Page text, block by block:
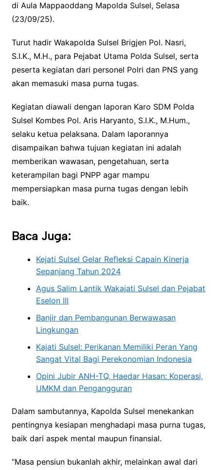
di Aula Mappaoddang Mapolda Sulsel, Selasa
(23/09/25).
Turut hadir Wakapolda Sulsel Brigjen Pol. Nasri,
S.I.K., M.H., para Pejabat Utama Polda Sulsel, serta
peserta kegiatan dari personel Polri dan PNS yang
akan memasuki masa purna tugas.
Kegiatan diawali dengan laporan Karo SDM Polda
Sulsel Kombes Pol. Aris Haryanto, S.I.K., M.Hum.,
selaku ketua pelaksana. Dalam laporannya
disampaikan bahwa tujuan kegiatan ini adalah
memberikan wawasan, pengetahuan, serta
keterampilan bagi PNPP agar mampu
mempersiapkan masa purna tugas dengan lebih
baik.
Baca Juga:
Kejati Sulsel Gelar Refleksi Capain Kinerja
Sepanjang Tahun 2024
Agus Salim Lantik Wakajati Sulsel dan Pejabat
Eselon III
Banjir dan Pembangunan Berwawasan
Lingkungan
Kajati Sulsel: Perikanan Memiliki Peran Yang
Sangat Vital Bagi Perekonomian Indonesia
Opini Jubir ANH-TQ, Haedar Hasan: Koperasi,
UMKM dan Pengangguran
Dalam sambutannya, Kapolda Sulsel menekankan
pentingnya kesiapan menghadapi masa purna tugas,
baik dari aspek mental maupun finansial.
“Masa pensiun bukanlah akhir, melainkan awal dari